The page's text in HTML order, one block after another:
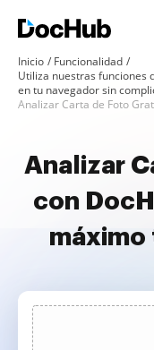
Inicio
Funcionalidad
Utiliza nuestras funciones
en tu navegador sin
Analizar Carta de Foto
Analizar
con
máximo